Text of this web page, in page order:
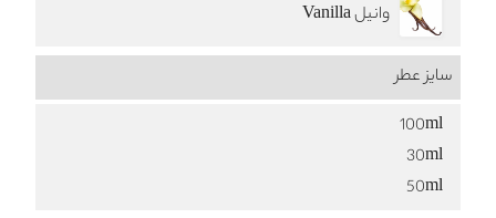
وانیل Vanilla
سایز عطر
100ml
30ml
50ml